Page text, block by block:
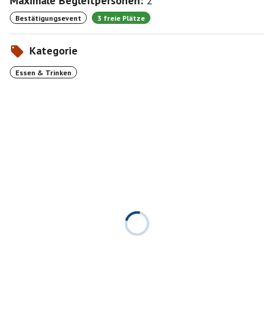
Bestätigungsevent 3 freie Plätze
Kategorie
Essen & Trinken